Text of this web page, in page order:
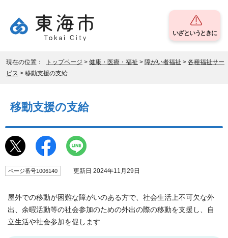
いざというときに
現在の位置： トップページ > 健康・医療・福祉 > 障がい者福祉 > 各種福祉サー
ビス > 移動支援の支給
移動支援の支給
ページ番号1006140 更新日 2024年11月29日
屋外での移動が困難な障がいのある方で、社会生活上不可欠な外
出、余暇活動等の社会参加のための外出の際の移動を支援し、自
立生活や社会参加を促します